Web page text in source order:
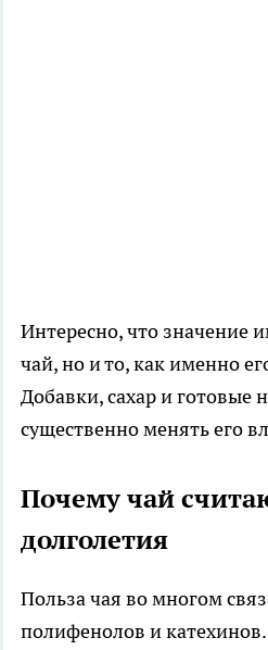
Интересно, что значение
чай, но и то, как именно
Добавки, сахар и готовые
существенно менять его
Почему чай
долголетия
Польза чая во многом
полифенолов и